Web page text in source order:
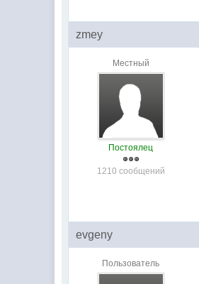
zmey
Местный
Постоялец
1210 сообщений
evgeny
Пользователь